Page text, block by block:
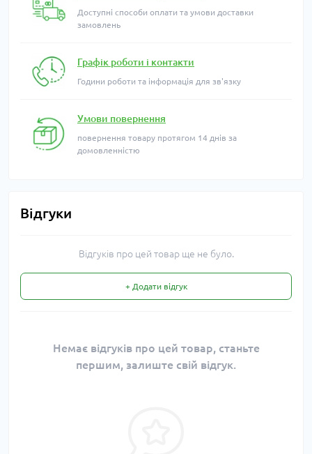
Доступні способи оплати та умови доставки
замовлень
Графік роботи і контакти
Години роботи та інформація для зв'язку
Умови повернення
повернення товару протягом 14 днів за
домовленністю
Відгуки
Відгуків про цей товар ще не було.
+ Додати відгук
Немає відгуків про цей товар, станьте
першим, залиште свій відгук.